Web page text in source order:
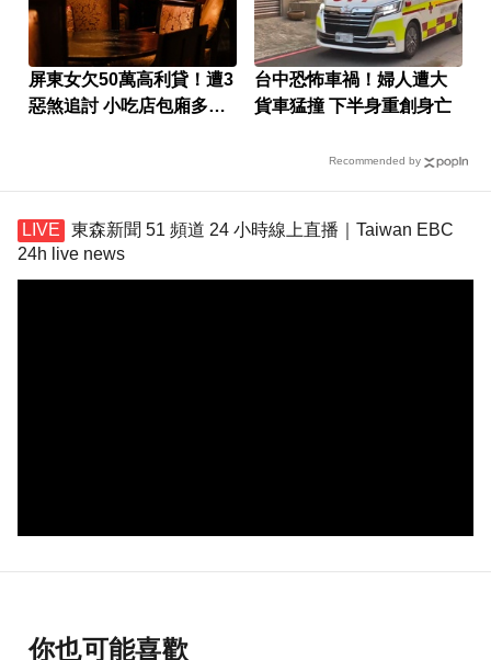
屏東女欠50萬高利貸！遭3
惡煞追討 小吃店包廂多次
台中恐怖車禍！婦人遭大
貨車猛撞 下半身重創身亡
Recommended by
東森新聞 51 頻道 24 小時線上直播｜Taiwan EBC
24h live news
你也可能喜歡